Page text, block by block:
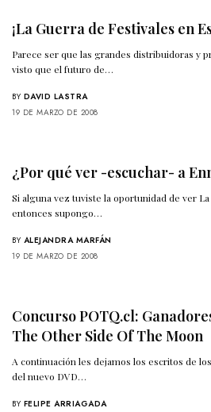
¡La Guerra de Festivales en
Parece ser que las grandes distribuidoras y
visto que el futuro de…
BY DAVID LASTRA
19 DE MARZO DE 2008
¿Por qué ver -escuchar- a
Si alguna vez tuviste la oportunidad de ver
entonces supongo…
BY ALEJANDRA MARFÁN
19 DE MARZO DE 2008
Concurso POTQ.cl:
The Other Side Of The Moon
A continuación les dejamos los escritos de
del nuevo DVD…
BY FELIPE ARRIAGADA